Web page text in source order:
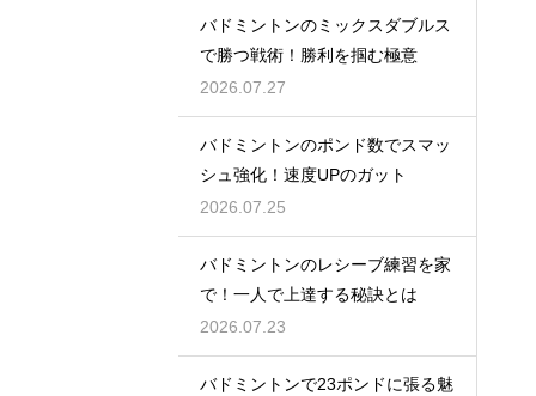
バドミントンのミックスダブルス
で勝つ戦術！勝利を掴む極意
2026.07.27
バドミントンのポンド数でスマッ
シュ強化！速度UPのガット
2026.07.25
バドミントンのレシーブ練習を家
で！一人で上達する秘訣とは
2026.07.23
バドミントンで23ポンドに張る魅